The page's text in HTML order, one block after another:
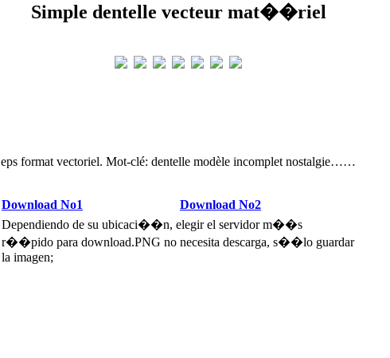
Simple dentelle vecteur mat��riel
eps format vectoriel. Mot-clé: dentelle modèle incomplet nostalgie……
Download No1
Download No2
Dependiendo de su ubicaci��n, elegir el servidor m��s
r��pido para download.PNG no necesita descarga, s��lo guardar
la imagen;